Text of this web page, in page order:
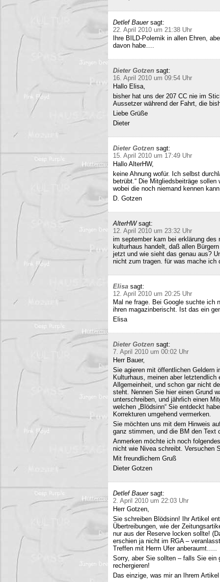
Detlef Bauer sagt:
22. April 2010 um 21:38 Uhr
Ihre BILD-Polemik in allen Ehren,
davon habe….
Dieter Gotzen sagt:
16. April 2010 um 09:54 Uhr
Hallo Elisa,
bisher hat uns der 207 CC nie im
Aussetzer während der Fahrt, die
Liebe Grüße
Dieter
Dieter Gotzen sagt:
15. April 2010 um 17:49 Uhr
Hallo AlterHW,
keine Ahnung wofür. Ich selbst
betrübt.“ Die Mitgliedsbeiträge
wobei die noch niemand kennen
D. Gotzen
AlterHW sagt:
12. April 2010 um 23:32 Uhr
im september kam bei erklärung
kulturhaus handelt, daß allen
jetzt und wie sieht das genau aus?
nicht zum tragen. für was mache ich
Elisa sagt:
12. April 2010 um 20:25 Uhr
Mal ne frage. Bei Google suchte ich
ihren magazinberischt. Ist das ein
Elisa
Dieter Gotzen sagt:
7. April 2010 um 00:02 Uhr
Herr Bauer,
Sie agieren mit öffentlichen Geldern
Kulturhaus, meinen aber
Allgemeinheit, und schon gar nicht
steht. Nennen Sie hier einen Grund
unterschreiben, und jährlich einen
welchen „Blödsinn“ Sie entdeckt
Korrekturen umgehend vermerken.
Sie möchten uns mit dem Hinweis
ganz stimmen, und die BM den Text
Anmerken möchte ich noch
nicht wie Nivea schreibt. Versuchen
Mit freundlichem Gruß
Dieter Gotzen
Detlef Bauer sagt:
2. April 2010 um 22:03 Uhr
Herr Gotzen,
Sie schreiben Blödsinn! Ihr Artikel
Übertreibungen, wie der
nur aus der Reserve locken sollte!
erschien ja nicht im RGA –
Treffen mit Herrn Ufer anberaumt…..
Sorry, aber Sie sollten – falls Sie ein
rechergieren!
Das einzige, was mir an Ihrem